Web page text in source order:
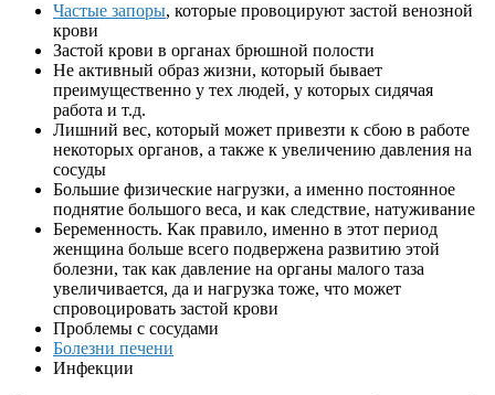
Частые запоры, которые провоцируют застой венозной
крови
Застой крови в органах брюшной полости
Не активный образ жизни, который бывает
преимущественно у тех людей, у которых сидячая
работа и т.д.
Лишний вес, который может привезти к сбою в работе
некоторых органов, а также к увеличению давления на
сосуды
Большие физические нагрузки, а именно постоянное
поднятие большого веса, и как следствие, натуживание
Беременность. Как правило, именно в этот период
женщина больше всего подвержена развитию этой
болезни, так как давление на органы малого таза
увеличивается, да и нагрузка тоже, что может
спровоцировать застой крови
Проблемы с сосудами
Болезни печени
Инфекции